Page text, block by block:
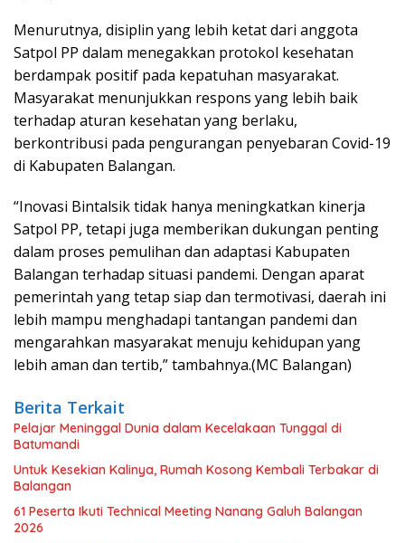
Menurutnya, disiplin yang lebih ketat dari anggota
Satpol PP dalam menegakkan protokol kesehatan
berdampak positif pada kepatuhan masyarakat.
Masyarakat menunjukkan respons yang lebih baik
terhadap aturan kesehatan yang berlaku,
berkontribusi pada pengurangan penyebaran Covid-19
di Kabupaten Balangan.
“Inovasi Bintalsik tidak hanya meningkatkan kinerja
Satpol PP, tetapi juga memberikan dukungan penting
dalam proses pemulihan dan adaptasi Kabupaten
Balangan terhadap situasi pandemi. Dengan aparat
pemerintah yang tetap siap dan termotivasi, daerah ini
lebih mampu menghadapi tantangan pandemi dan
mengarahkan masyarakat menuju kehidupan yang
lebih aman dan tertib,” tambahnya.(MC Balangan)
Berita Terkait
Pelajar Meninggal Dunia dalam Kecelakaan Tunggal di
Batumandi
Untuk Kesekian Kalinya, Rumah Kosong Kembali Terbakar di
Balangan
61 Peserta Ikuti Technical Meeting Nanang Galuh Balangan
2026